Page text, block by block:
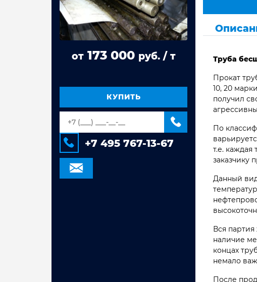
Труба стальная ВГП
Труба квадратная сталь 3сп/пс
Труба электросварная Гост 10704,
Труба оцинкованная
Труба стальная электросварная
от173 000 руб. / т
КУПИТЬ
+7 495 767-13-67
Труба
Прокат
10, 20
получил
По
т.е. каждая
заказчику
Данный
Вся
наличие
концах
немало
После